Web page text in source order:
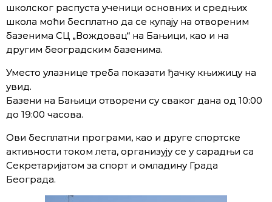
школског распуста ученици основних и средњих
школа моћи бесплатно да се купају на отвореним
базенима СЦ „Вождовац“ на Бањици, као и на
другим београдским базенима.
Уместо улазнице треба показати ђачку књижицу на
увид.
Базени на Бањици отворени су сваког дана од 10:00
до 19:00 часова.
Ови бесплатни програми, као и друге спортске
активности током лета, организују се у сарадњи са
Секретаријатом за спорт и омладину Града
Београда.